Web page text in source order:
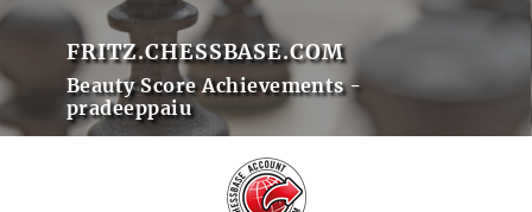
FRITZ.CHESSBASE.COM
Beauty Score Achievements -
pradeeppaiu